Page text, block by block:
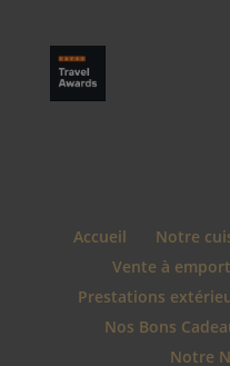
Accueil Notre
Vente à
Prestations
Nos Bons
Notre